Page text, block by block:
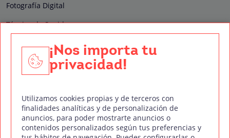
Fotografía Digital
Técnico de Sonido
Edición y Postproducción de Vídeo
Nuestros sellos de calidad
Síguenos en Redes Sociales
¡Nos importa tu
privacidad!
Utilizamos cookies propias y de terceros con
finalidades analíticas y de personalización de
anuncios, para poder mostrarte anuncios o
contenidos personalizados según tus preferencias y